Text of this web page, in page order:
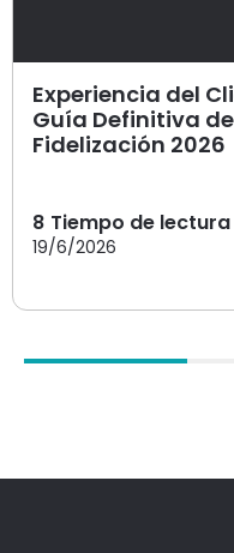
Experiencia del
Guía Definitiva
Fidelización 2026
8 Tiempo de lectura
19/6/2026